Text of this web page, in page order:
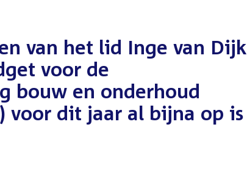
van het lid Inge van Dijk
voor de
bouw en onderhoud
voor dit jaar al bijna op is